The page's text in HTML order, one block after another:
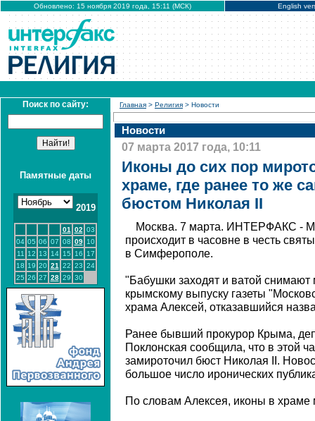
Обновлено: 15 ноября 2019 года, 15:11 (МСК) English
Поиск по сайту:
Памятные даты
2019
01 02 03
04 05 06 07 08 09 10
11
12 13 14 15 16
17
18 19 20 21 22 23 24
25 26 27 28 29 30
Главная > Религия > Новости
Новости
07 марта 2017 года, 10:11
Иконы до сих пор
храме, где ранее то же
бюстом Николая II
Москва. 7 марта. ИНТЕРФАКС -
происходит в часовне в честь
в Симферополе.
"Бабушки заходят и ватой снимают
крымскому выпуску газеты
храма Алексей, отказавшийся
Ранее бывший прокурор Крыма,
Поклонская сообщила, что в этой
замироточил бюст Николая II.
большое число иронических
По словам Алексея, иконы в храме